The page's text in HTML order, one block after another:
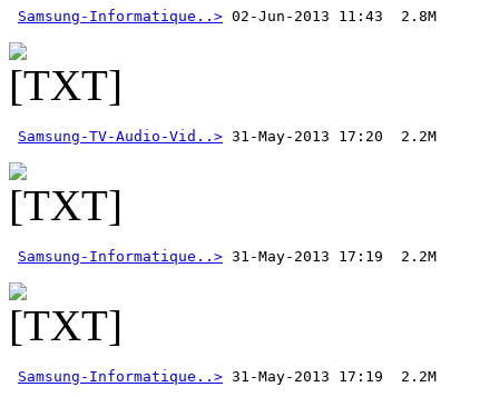
Samsung-Informatique..> 02-Jun-2013 11:43  2.8M
Samsung-TV-Audio-Vid..>
Samsung-Informatique..>
Samsung-Informatique..>